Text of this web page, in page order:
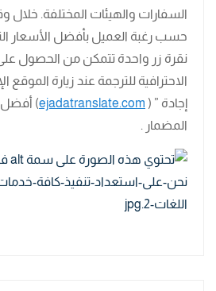
السفارات والهيئات المختلفة. خلال
حسب رغبة العميل بأفضل الأسعار
نقرة زر واحدة تتمكن من الحصول
الاحترافية للترجمة عند زيارة الموقع
إجادة ” ( ejadatranslate.com) أفضل
المضمار .